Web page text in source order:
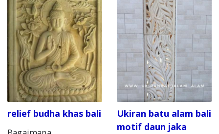
relief budha khas bali
Ukiran batu alam bali
motif daun jaka